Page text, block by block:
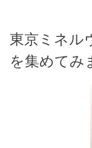
東京ミネル
を集めてみ